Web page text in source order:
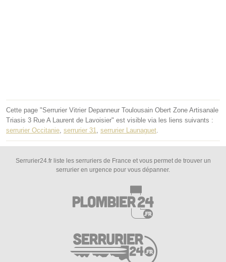
Cette page "Serrurier Vitrier Depanneur Toulousain Obert Zone Artisanale
Triasis 3 Rue A Laurent de Lavoisier" est visible via les liens suivants :
serrurier Occitanie serrurier 31 serrurier Launaguet
Serrurier24.fr liste les serruriers de France et vous permet de trouver un
serrurier en urgence pour vous dépanner.